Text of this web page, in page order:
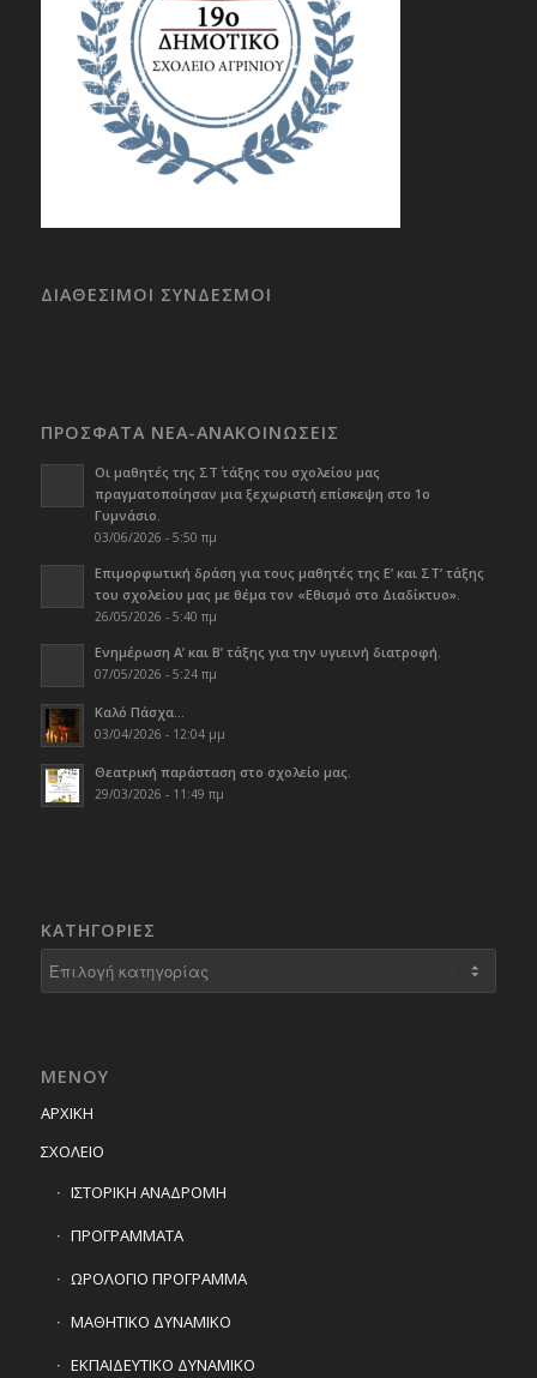
ΔΙΑΘΕΣΙΜΟΙ ΣΥΝΔΕΣΜΟΙ
ΠΡΟΣΦΑΤΑ ΝΕΑ-ΑΝΑΚΟΙΝΩΣΕΙΣ
Οι μαθητές της ΣΤ΄ τάξης του σχολείου μας
πραγματοποίησαν μια ξεχωριστή επίσκεψη στο 1ο
Γυμνάσιο.
03/06/2026 - 5:50 πμ
Επιμορφωτική δράση για τους μαθητές της Ε’ και ΣΤ’ τάξης
του σχολείου μας με θέμα τον «Εθισμό στο Διαδίκτυο».
26/05/2026 - 5:40 πμ
Ενημέρωση Α’ και Β’ τάξης για την υγιεινή διατροφή.
07/05/2026 - 5:24 πμ
Καλό Πάσχα…
03/04/2026 - 12:04 μμ
Θεατρική παράσταση στο σχολείο μας.
29/03/2026 - 11:49 πμ
KΑΤΗΓΟΡΊΕΣ
ΜΕΝΟΥ
ΑΡΧΙΚΗ
ΣΧΟΛΕΙΟ
ΙΣΤΟΡΙΚΗ ΑΝΑΔΡΟΜΗ
ΠΡΟΓΡΑΜΜΑΤΑ
ΩΡΟΛΟΓΙΟ ΠΡΟΓΡΑΜΜΑ
ΜΑΘΗΤΙΚΟ ΔΥΝΑΜΙΚΟ
ΕΚΠΑΙΔΕΥΤΙΚΟ ΔΥΝΑΜΙΚΟ